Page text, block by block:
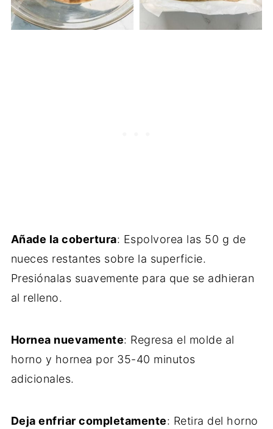
Añade la cobertura: Espolvorea las 50 g de
nueces restantes sobre la superficie.
Presiónalas suavemente para que se adhieran
al relleno.
Hornea nuevamente: Regresa el molde al
horno y hornea por 35-40 minutos
adicionales.
Deja enfriar completamente: Retira del horno